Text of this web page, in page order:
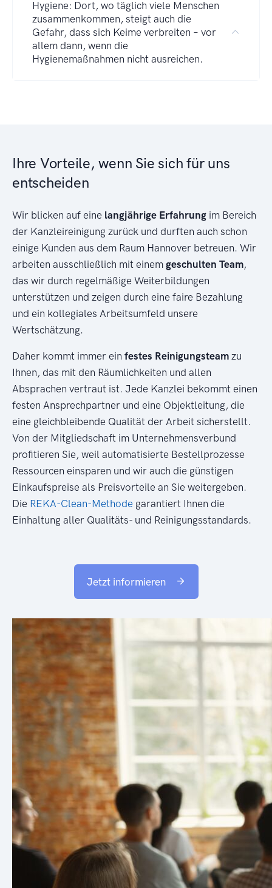
Hygiene: Dort, wo täglich viele Menschen
zusammenkommen, steigt auch die
Gefahr, dass sich Keime verbreiten – vor
allem dann, wenn die
Hygienemaßnahmen nicht ausreichen.
Ihre Vorteile, wenn Sie sich für uns
entscheiden
Wir blicken auf eine langjährige Erfahrung im Bereich
der Kanzleireinigung zurück und durften auch schon
einige Kunden aus dem Raum Hannover betreuen. Wir
arbeiten ausschließlich mit einem geschulten Team,
das wir durch regelmäßige Weiterbildungen
unterstützen und zeigen durch eine faire Bezahlung
und ein kollegiales Arbeitsumfeld unsere
Wertschätzung.
Daher kommt immer ein festes Reinigungsteam zu
Ihnen, das mit den Räumlichkeiten und allen
Absprachen vertraut ist. Jede Kanzlei bekommt einen
festen Ansprechpartner und eine Objektleitung, die
eine gleichbleibende Qualität der Arbeit sicherstellt.
Von der Mitgliedschaft im Unternehmensverbund
profitieren Sie, weil automatisierte Bestellprozesse
Ressourcen einsparen und wir auch die günstigen
Einkaufspreise als Preisvorteile an Sie weitergeben.
Die REKA-Clean-Methode garantiert Ihnen die
Einhaltung aller Qualitäts- und Reinigungsstandards.
Jetzt informieren